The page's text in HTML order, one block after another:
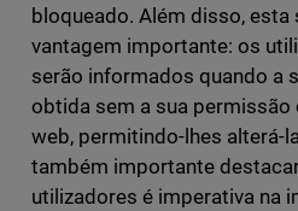
bloqueado. Além disso,
vantagem importante: os
serão informados quando a
obtida sem a sua permissão
web, permitindo-lhes alterá-
também importante
utilizadores é imperativa na